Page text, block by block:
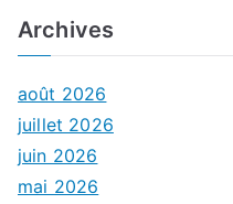
Archives
août 2026
juillet 2026
juin 2026
mai 2026